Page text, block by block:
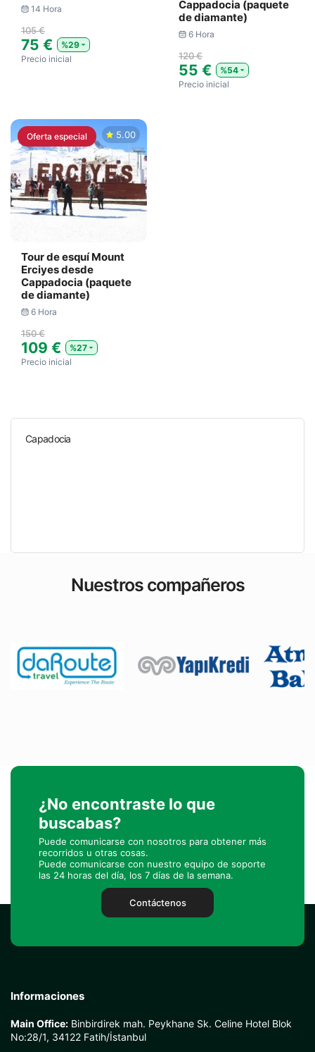
14 Hora
105 €
75 €
%29
Precio inicial
Cappadocia (paquete
de diamante)
6 Hora
120 €
55 €
%54
Precio inicial
Oferta especial 5.00
Tour de esquí Mount
Erciyes desde
Cappadocia (paquete
de diamante)
6 Hora
150 €
109 €
%27
Precio inicial
Capadocia
Nuestros compañeros
¿No encontraste lo que
buscabas?
Puede comunicarse con nosotros para obtener más
recorridos u otras cosas.
Puede comunicarse con nuestro equipo de soporte
las 24 horas del día, los 7 días de la semana.
Contáctenos
Informaciones
Main Office: Binbirdirek mah. Peykhane Sk. Celine Hotel Blok
No:28/1, 34122 Fatih/İstanbul